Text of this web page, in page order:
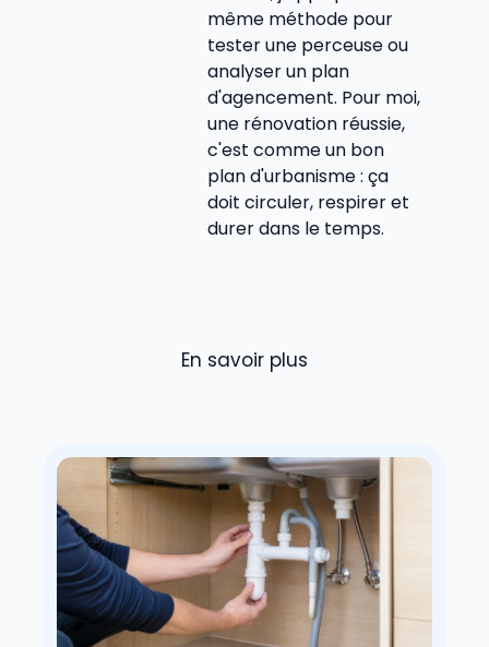
même méthode pour
tester une perceuse ou
analyser un plan
d'agencement. Pour moi,
une rénovation réussie,
c'est comme un bon
plan d'urbanisme : ça
doit circuler, respirer et
durer dans le temps.
En savoir plus